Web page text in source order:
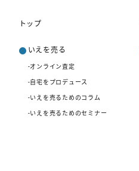
トップ
いえを売る
-オンライン査定
-自宅をプロデュース
-いえを売るためのコラム
-いえを売るためのセミナー